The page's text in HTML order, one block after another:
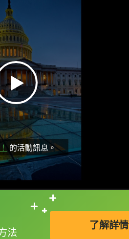
的活動訊息。
法
了解詳情
幕可以直接查字典喔！